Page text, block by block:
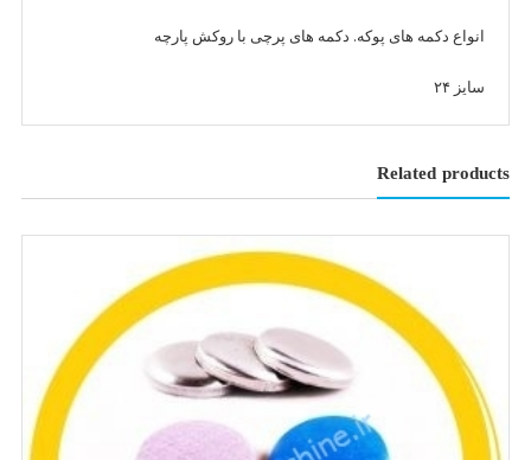
انواع دکمه های پوکه. دکمه های پرچی با روکش پارچه
سایز ۲۴
Related products